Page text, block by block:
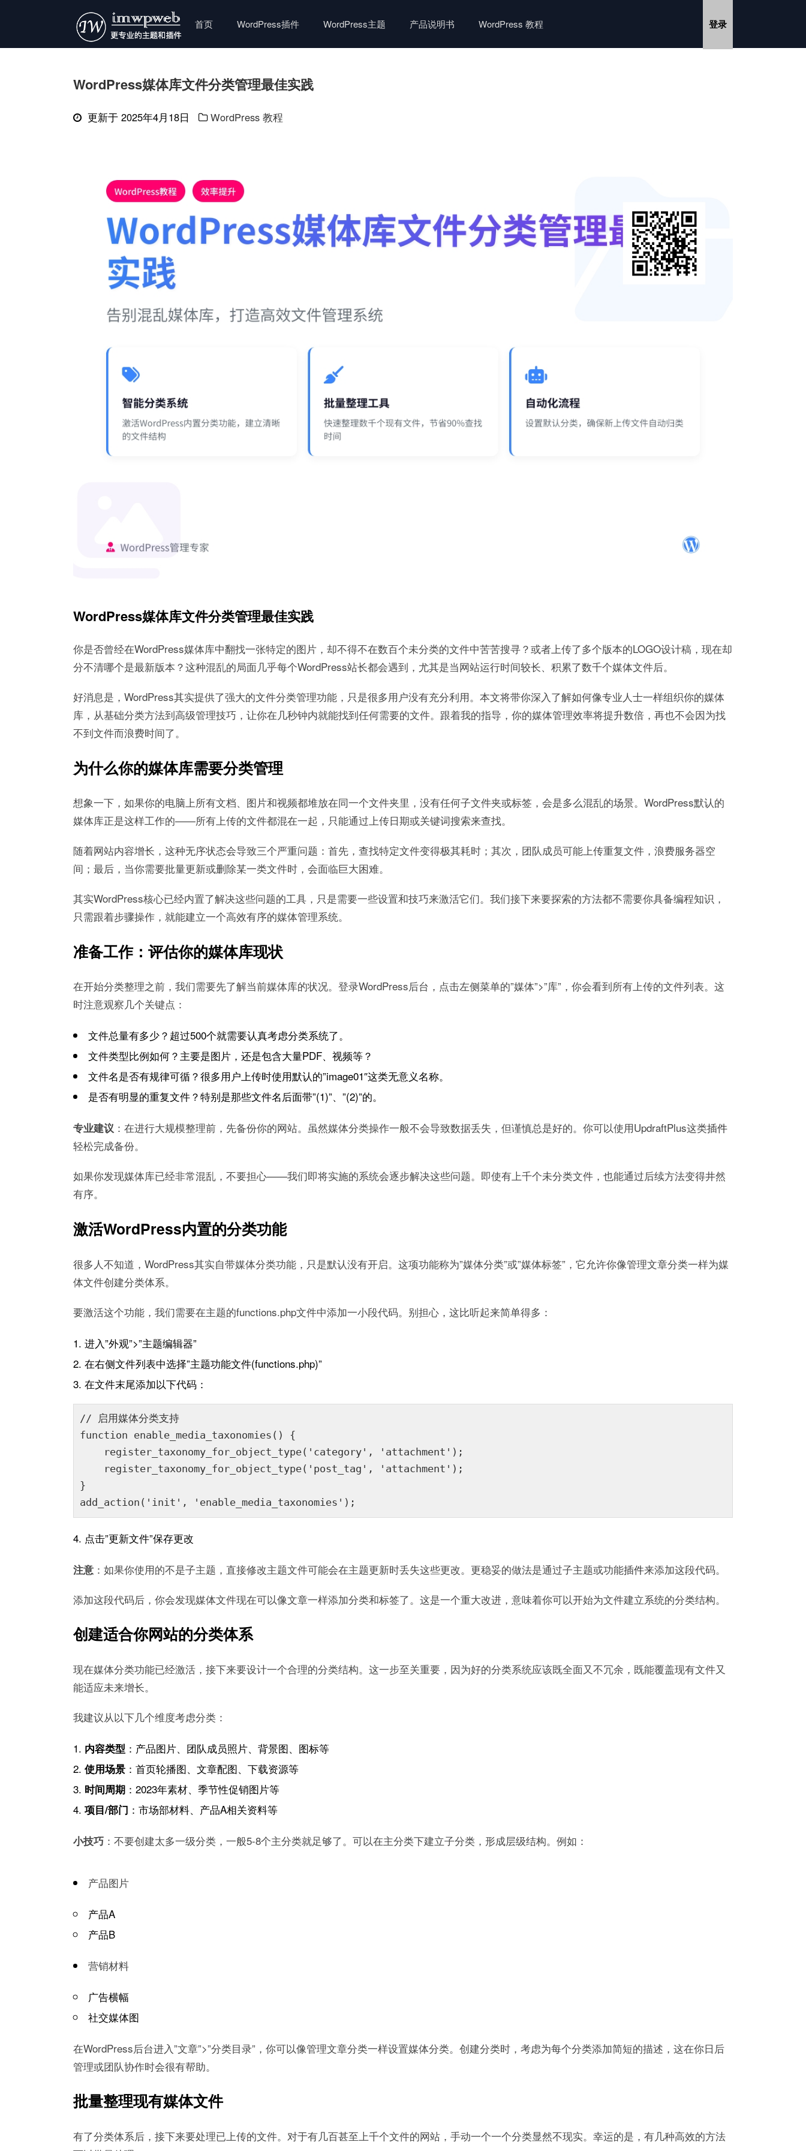
首页 WordPress插件 WordPress主题 产品说明书 WordPress 教程 登录
WordPress媒体库文件分类管理最佳实践
更新于 2025年4月18日 WordPress 教程
WordPress媒体库文件分类管理最佳实践
你是否曾经在WordPress媒体库中翻找一张特定的图片，却不得不在数百个未分类的文件中苦苦搜寻？或者上传了多个版本的LOGO设计稿，现在却
分不清哪个是最新版本？这种混乱的局面几乎每个WordPress站长都会遇到，尤其是当网站运行时间较长、积累了数千个媒体文件后。
好消息是，WordPress其实提供了强大的文件分类管理功能，只是很多用户没有充分利用。本文将带你深入了解如何像专业人士一样组织你的媒体
库，从基础分类方法到高级管理技巧，让你在几秒钟内就能找到任何需要的文件。跟着我的指导，你的媒体管理效率将提升数倍，再也不会因为找
不到文件而浪费时间了。
为什么你的媒体库需要分类管理
想象一下，如果你的电脑上所有文档、图片和视频都堆放在同一个文件夹里，没有任何子文件夹或标签，会是多么混乱的场景。WordPress默认的
媒体库正是这样工作的——所有上传的文件都混在一起，只能通过上传日期或关键词搜索来查找。
随着网站内容增长，这种无序状态会导致三个严重问题：首先，查找特定文件变得极其耗时；其次，团队成员可能上传重复文件，浪费服务器空
间；最后，当你需要批量更新或删除某一类文件时，会面临巨大困难。
其实WordPress核心已经内置了解决这些问题的工具，只是需要一些设置和技巧来激活它们。我们接下来要探索的方法都不需要你具备编程知识，
只需跟着步骤操作，就能建立一个高效有序的媒体管理系统。
准备工作：评估你的媒体库现状
在开始分类整理之前，我们需要先了解当前媒体库的状况。登录WordPress后台，点击左侧菜单的”媒体”>”库”，你会看到所有上传的文件列表。这
时注意观察几个关键点：
文件总量有多少？超过500个就需要认真考虑分类系统了。
文件类型比例如何？主要是图片，还是包含大量PDF、视频等？
文件名是否有规律可循？很多用户上传时使用默认的”image01″这类无意义名称。
是否有明显的重复文件？特别是那些文件名后面带”(1)”、”(2)”的。
专业建议 ：在进行大规模整理前，先备份你的网站。虽然媒体分类操作一般不会导致数据丢失，但谨慎总是好的。你可以使用UpdraftPlus这类插件
轻松完成备份。
如果你发现媒体库已经非常混乱，不要担心——我们即将实施的系统会逐步解决这些问题。即使有上千个未分类文件，也能通过后续方法变得井然
有序。
激活WordPress内置的分类功能
很多人不知道，WordPress其实自带媒体分类功能，只是默认没有开启。这项功能称为”媒体分类”或”媒体标签”，它允许你像管理文章分类一样为媒
体文件创建分类体系。
要激活这个功能，我们需要在主题的functions.php文件中添加一小段代码。别担心，这比听起来简单得多：
进入”外观”>”主题编辑器”
在右侧文件列表中选择”主题功能文件(functions.php)”
在文件末尾添加以下代码：
// 启用媒体分类支持
function enable_media_taxonomies() {
    register_taxonomy_for_object_type('category', 'attachment');
    register_taxonomy_for_object_type('post_tag', 'attachment');
}
add_action('init', 'enable_media_taxonomies');
点击”更新文件”保存更改
注意 ：如果你使用的不是子主题，直接修改主题文件可能会在主题更新时丢失这些更改。更稳妥的做法是通过子主题或功能插件来添加这段代码。
添加这段代码后，你会发现媒体文件现在可以像文章一样添加分类和标签了。这是一个重大改进，意味着你可以开始为文件建立系统的分类结构。
创建适合你网站的分类体系
现在媒体分类功能已经激活，接下来要设计一个合理的分类结构。这一步至关重要，因为好的分类系统应该既全面又不冗余，既能覆盖现有文件又
能适应未来增长。
我建议从以下几个维度考虑分类：
内容类型 ：产品图片、团队成员照片、背景图、图标等
使用场景 ：首页轮播图、文章配图、下载资源等
时间周期 ：2023年素材、季节性促销图片等
项目/部门 ：市场部材料、产品A相关资料等
小技巧 ：不要创建太多一级分类，一般5-8个主分类就足够了。可以在主分类下建立子分类，形成层级结构。例如：
产品图片
产品A
产品B
营销材料
广告横幅
社交媒体图
在WordPress后台进入”文章”>”分类目录”，你可以像管理文章分类一样设置媒体分类。创建分类时，考虑为每个分类添加简短的描述，这在你日后
管理或团队协作时会很有帮助。
批量整理现有媒体文件
有了分类体系后，接下来要处理已上传的文件。对于有几百甚至上千个文件的网站，手动一个一个分类显然不现实。幸运的是，有几种高效的方法